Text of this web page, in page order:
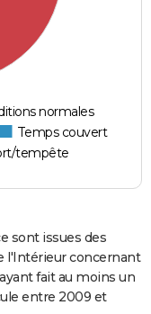
normales
Temps couvert
tempête
sont issues des
l'Intérieur concernant
fait au moins un
entre 2009 et